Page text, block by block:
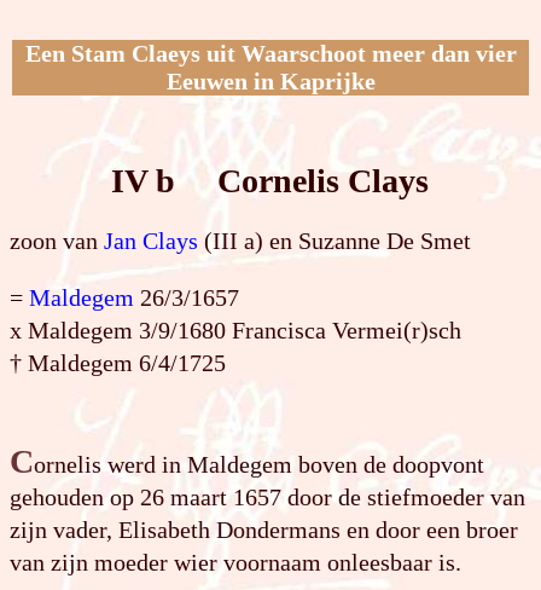
Een Stam Claeys uit Waarschoot meer dan vier
Eeuwen in Kaprijke
IV b Cornelis Clays
zoon van Jan Clays (III a) en Suzanne De Smet
= Maldegem 26/3/1657
x Maldegem 3/9/1680 Francisca Vermei(r)sch
† Maldegem 6/4/1725
Cornelis werd in Maldegem boven de doopvont
gehouden op 26 maart 1657 door de stiefmoeder van
zijn vader, Elisabeth Dondermans en door een broer
van zijn moeder wier voornaam onleesbaar is.